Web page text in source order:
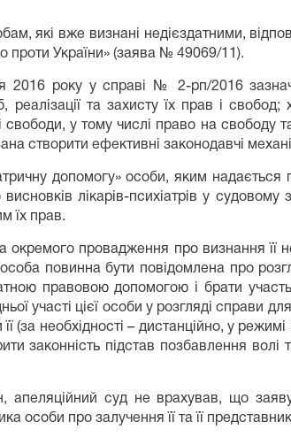
які вже визнані недієздатними,
проти України» (заява № 49069/11).
2016 року у справі № 2-рп/2016
реалізації та захисту їх прав і
свободи, у тому числі право на
створити ефективні законодавчі
допомогу» особи, яким
лікарів-психіатрів у судовому
їх прав.
окремого провадження про визнання її
повинна бути повідомлена про
правовою допомогою і брати
участі цієї особи у розгляді справи
(за необхідності – дистанційно, у
законність підстав позбавлення
апеляційний суд не врахував, що
особи про залучення її та її